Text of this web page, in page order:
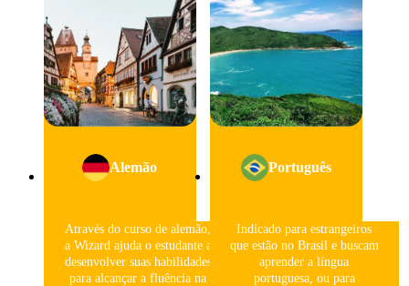
Alemão
Através do curso de alemão,
a Wizard ajuda o estudante a
desenvolver suas habilidades
para alcançar a fluência na
Português
Indicado para estrangeiros
que estão no Brasil e buscam
aprender a língua
portuguesa, ou para